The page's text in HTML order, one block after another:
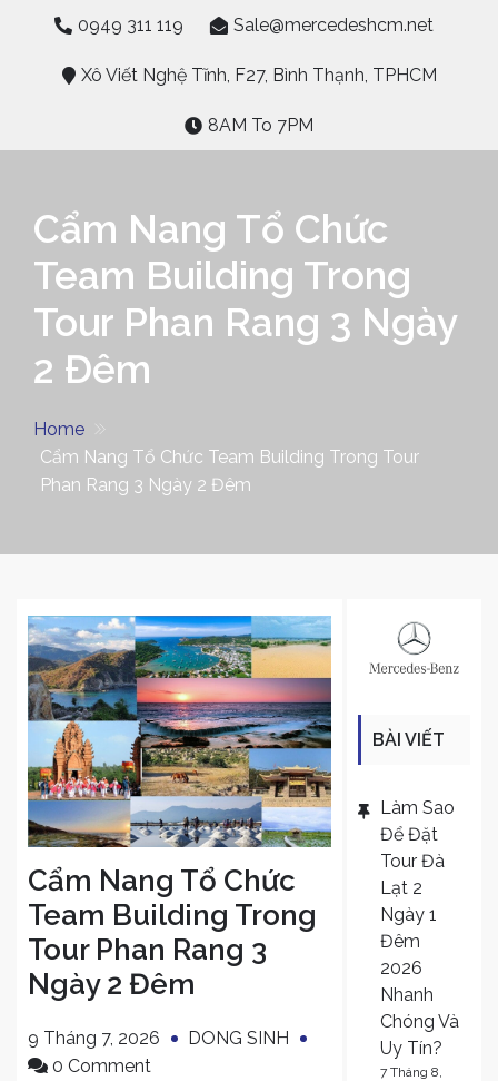
content
0949 311 119 Sale@mercedeshcm.net
Xô Viết Nghệ Tĩnh, F27, Bình Thạnh, TPHCM
8AM To 7PM
Cẩm Nang Tổ Chức
Team Building Trong
Tour Phan Rang 3 Ngày
2 Đêm
Home
Cẩm Nang Tổ Chức Team Building Trong Tour
Phan Rang 3 Ngày 2 Đêm
Cẩm Nang Tổ Chức
Team Building Trong
Tour Phan Rang 3
Ngày 2 Đêm
9 Tháng 7, 2026
DONG SINH
0 Comment
BÀI VIẾT
Làm Sao
Để Đặt
Tour Đà
Lạt 2
Ngày 1
Đêm
2026
Nhanh
Chóng Và
Uy Tín?
7 Tháng 8,